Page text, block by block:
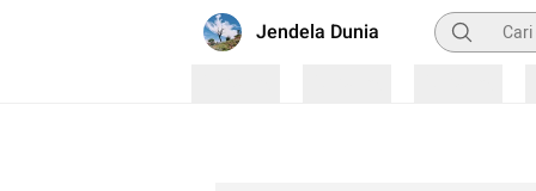
Jendela Dunia Pencarian